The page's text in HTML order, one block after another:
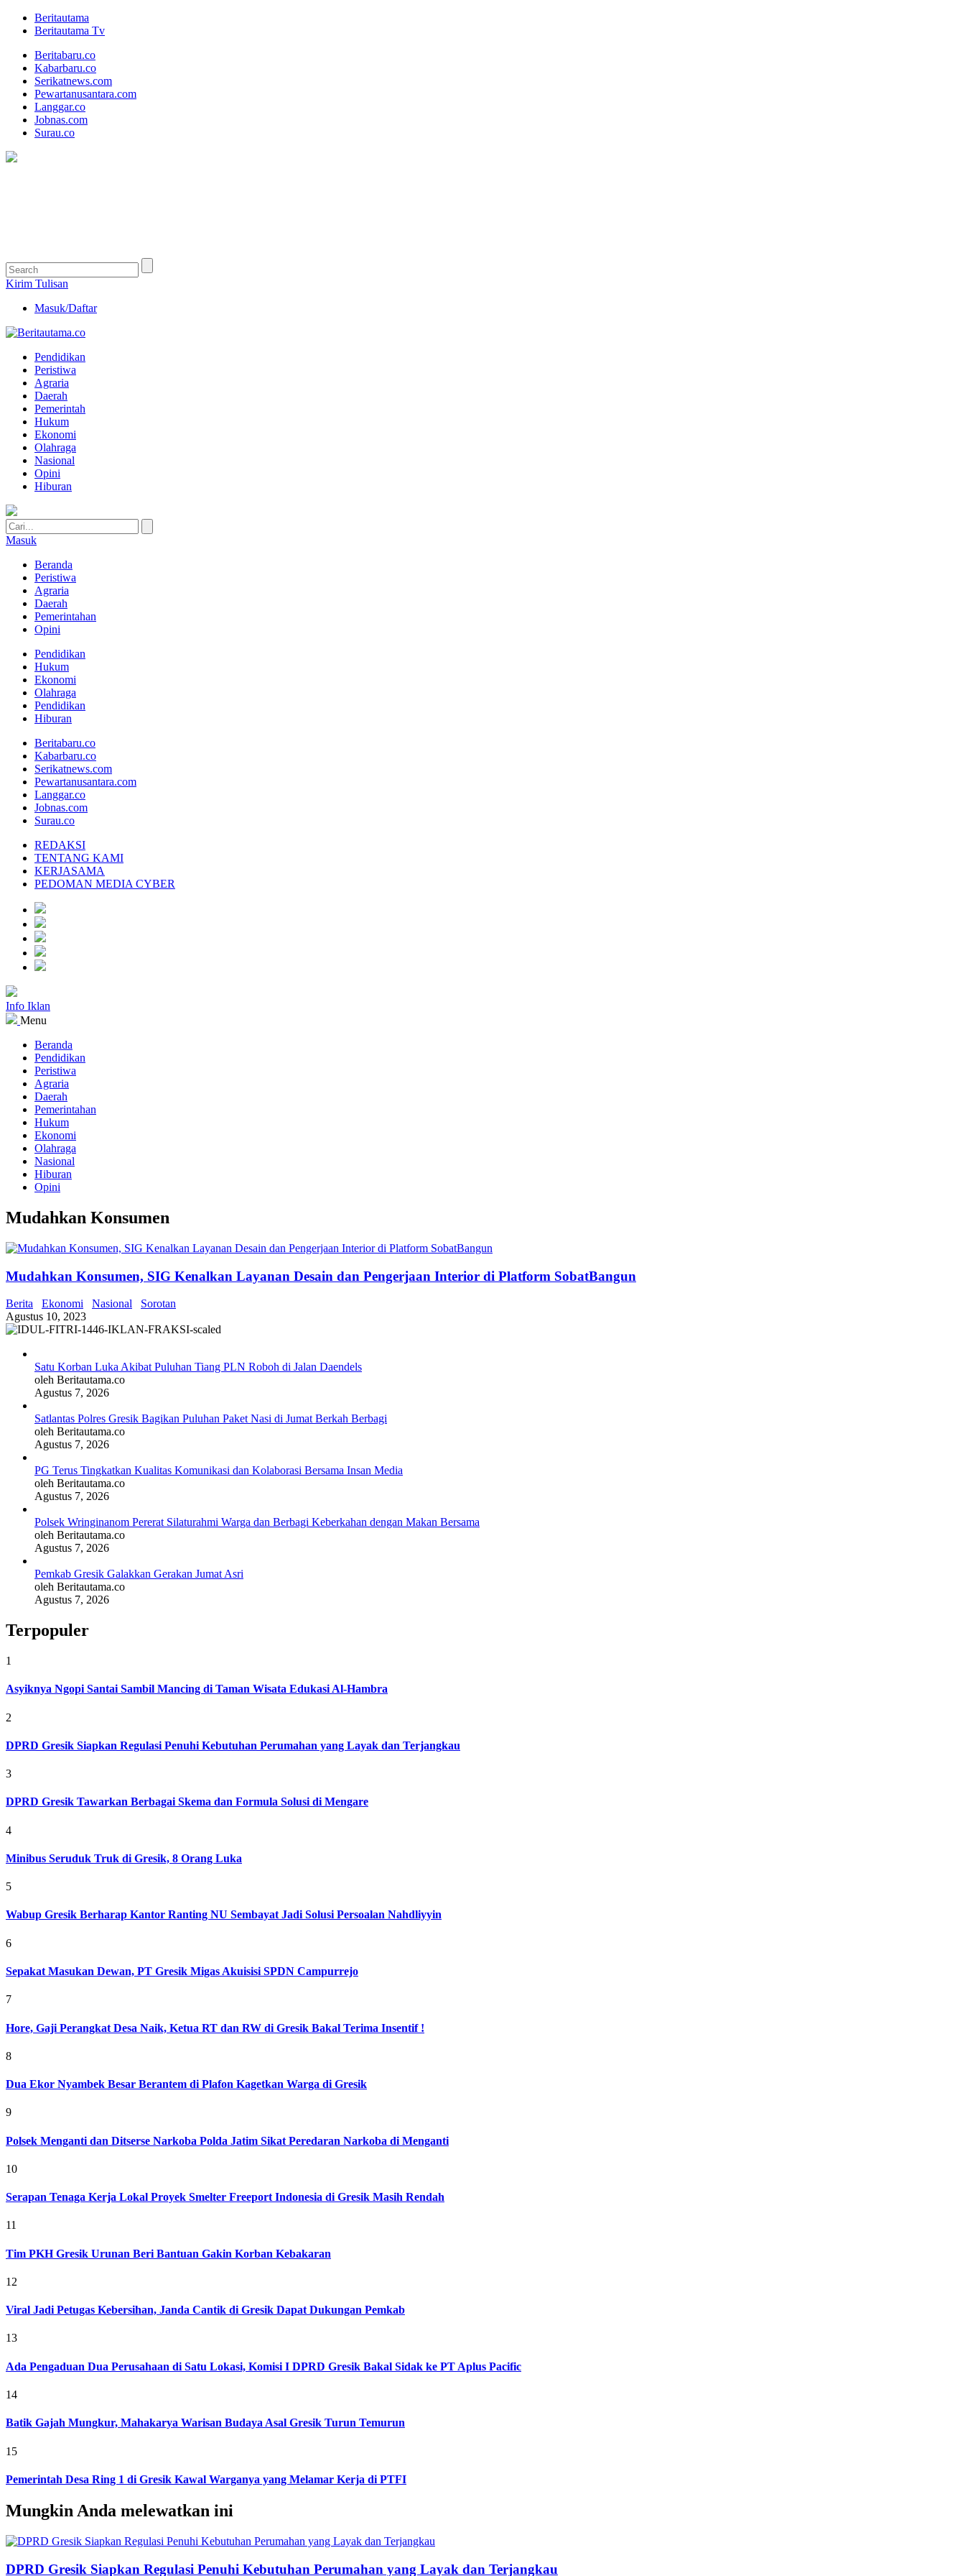
Beritautama
Beritautama Tv
Beritabaru.co
Kabarbaru.co
Serikatnews.com
Pewartanusantara.com
Langgar.co
Jobnas.com
Surau.co
Kirim Tulisan
Masuk/Daftar
Pendidikan
Peristiwa
Agraria
Daerah
Pemerintah
Hukum
Ekonomi
Olahraga
Nasional
Opini
Hiburan
Masuk
Beranda
Peristiwa
Agraria
Daerah
Pemerintahan
Opini
Pendidikan
Hukum
Ekonomi
Olahraga
Pendidikan
Hiburan
Beritabaru.co
Kabarbaru.co
Serikatnews.com
Pewartanusantara.com
Langgar.co
Jobnas.com
Surau.co
REDAKSI
TENTANG KAMI
KERJASAMA
PEDOMAN MEDIA CYBER
Info Iklan
Menu
Beranda
Pendidikan
Peristiwa
Agraria
Daerah
Pemerintahan
Hukum
Ekonomi
Olahraga
Nasional
Hiburan
Opini
Mudahkan Konsumen
Mudahkan Konsumen, SIG Kenalkan Layanan Desain dan Pengerjaan Interior di Platform SobatBangun
Berita Ekonomi Nasional
Sorotan
Agustus 10, 2023
Satu Korban Luka Akibat Puluhan Tiang PLN Roboh di Jalan Daendels
oleh Beritautama.co
Agustus 7, 2026
Satlantas Polres Gresik Bagikan Puluhan Paket Nasi di Jumat Berkah Berbagi
oleh Beritautama.co
Agustus 7, 2026
PG Terus Tingkatkan Kualitas Komunikasi dan Kolaborasi Bersama Insan Media
oleh Beritautama.co
Agustus 7, 2026
Polsek Wringinanom Pererat Silaturahmi Warga dan Berbagi Keberkahan dengan Makan Bersama
oleh Beritautama.co
Agustus 7, 2026
Pemkab Gresik Galakkan Gerakan Jumat Asri
oleh Beritautama.co
Agustus 7, 2026
Terpopuler
1
Asyiknya Ngopi Santai Sambil Mancing di Taman Wisata Edukasi Al-Hambra
2
DPRD Gresik Siapkan Regulasi Penuhi Kebutuhan Perumahan yang Layak dan Terjangkau
3
DPRD Gresik Tawarkan Berbagai Skema dan Formula Solusi di Mengare
4
Minibus Seruduk Truk di Gresik, 8 Orang Luka
5
Wabup Gresik Berharap Kantor Ranting NU Sembayat Jadi Solusi Persoalan Nahdliyyin
6
Sepakat Masukan Dewan, PT Gresik Migas Akuisisi SPDN Campurrejo
7
Hore, Gaji Perangkat Desa Naik, Ketua RT dan RW di Gresik Bakal Terima Insentif !
8
Dua Ekor Nyambek Besar Berantem di Plafon Kagetkan Warga di Gresik
9
Polsek Menganti dan Ditserse Narkoba Polda Jatim Sikat Peredaran Narkoba di Menganti
10
Serapan Tenaga Kerja Lokal Proyek Smelter Freeport Indonesia di Gresik Masih Rendah
11
Tim PKH Gresik Urunan Beri Bantuan Gakin Korban Kebakaran
12
Viral Jadi Petugas Kebersihan, Janda Cantik di Gresik Dapat Dukungan Pemkab
13
Ada Pengaduan Dua Perusahaan di Satu Lokasi, Komisi I DPRD Gresik Bakal Sidak ke PT Aplus Pacific
14
Batik Gajah Mungkur, Mahakarya Warisan Budaya Asal Gresik Turun Temurun
15
Pemerintah Desa Ring 1 di Gresik Kawal Warganya yang Melamar Kerja di PTFI
Mungkin Anda melewatkan ini
DPRD Gresik Siapkan Regulasi Penuhi Kebutuhan Perumahan yang Layak dan Terjangkau